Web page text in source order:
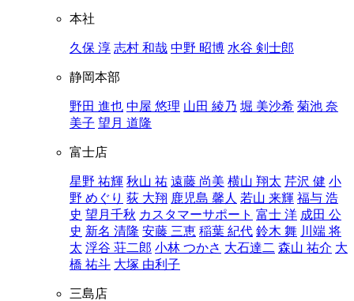
本社
久保 淳 志村 和哉 中野 昭博 水谷 剣士郎
静岡本部
野田 進也 中屋 悠理 山田 綾乃 堀 美沙希 菊池 奈
美子 望月 道隆
富士店
星野 祐輝 秋山 祐 遠藤 尚美 横山 翔太 芹沢 健 小
野 めぐり 荻 大翔 鹿児島 馨人 若山 来輝 福与 浩
史 望月千秋 カスタマーサポート 富士 洋 成田 公
史 新名 清隆 安藤 三恵 稲葉 紀代 鈴木 舞 川端 将
太 浮谷 荘二郎 小林 つかさ 大石達二 森山 祐介 大
橋 祐斗 大塚 由利子
三島店